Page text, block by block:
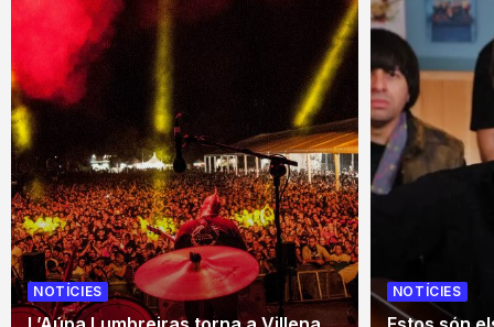
NOTÍCIES NOTÍCIES